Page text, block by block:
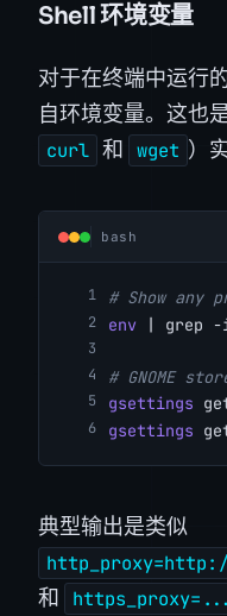
Shell 环境变量
对于在终端中运行
自环境变量。这也
curl 和 wget ）
bash
# Show
env | grep
# GNOME
gsettings
gsettings
典型输出是类似
和 https_proxy=...